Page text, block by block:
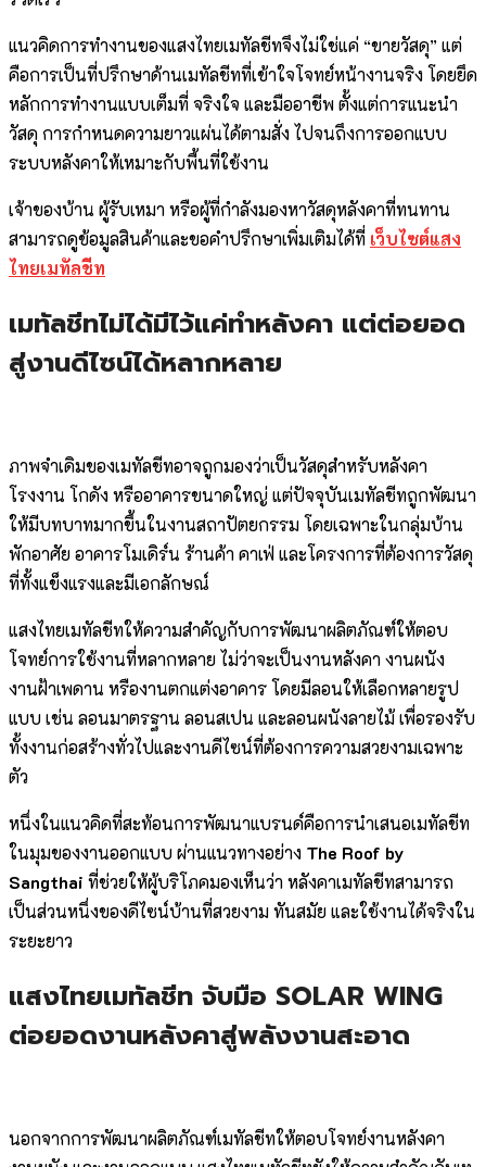
แนวคิดการทำงานของแสงไทยเมทัลชีทจึงไม่ใช่แค่ “ขายวัสดุ” แต่
คือการเป็นที่ปรึกษาด้านเมทัลชีทที่เข้าใจโจทย์หน้างานจริง โดยยึด
หลักการทำงานแบบเต็มที่ จริงใจ และมืออาชีพ ตั้งแต่การแนะนำ
วัสดุ การกำหนดความยาวแผ่นได้ตามสั่ง ไปจนถึงการออกแบบ
ระบบหลังคาให้เหมาะกับพื้นที่ใช้งาน
เจ้าของบ้าน ผู้รับเหมา หรือผู้ที่กำลังมองหาวัสดุหลังคาที่ทนทาน
สามารถดูข้อมูลสินค้าและขอคำปรึกษาเพิ่มเติมได้ที่ เว็บไซต์แสง
ไทยเมทัลชีท
เมทัลชีทไม่ได้มีไว้แค่ทำหลังคา แต่ต่อยอด
สู่งานดีไซน์ได้หลากหลาย
ภาพจำเดิมของเมทัลชีทอาจถูกมองว่าเป็นวัสดุสำหรับหลังคา
โรงงาน โกดัง หรืออาคารขนาดใหญ่ แต่ปัจจุบันเมทัลชีทถูกพัฒนา
ให้มีบทบาทมากขึ้นในงานสถาปัตยกรรม โดยเฉพาะในกลุ่มบ้าน
พักอาศัย อาคารโมเดิร์น ร้านค้า คาเฟ่ และโครงการที่ต้องการวัสดุ
ที่ทั้งแข็งแรงและมีเอกลักษณ์
แสงไทยเมทัลชีทให้ความสำคัญกับการพัฒนาผลิตภัณฑ์ให้ตอบ
โจทย์การใช้งานที่หลากหลาย ไม่ว่าจะเป็นงานหลังคา งานผนัง
งานฝ้าเพดาน หรืองานตกแต่งอาคาร โดยมีลอนให้เลือกหลายรูป
แบบ เช่น ลอนมาตรฐาน ลอนสเปน และลอนผนังลายไม้ เพื่อรองรับ
ทั้งงานก่อสร้างทั่วไปและงานดีไซน์ที่ต้องการความสวยงามเฉพาะ
ตัว
หนึ่งในแนวคิดที่สะท้อนการพัฒนาแบรนด์คือการนำเสนอเมทัลชีท
ในมุมของงานออกแบบ ผ่านแนวทางอย่าง The Roof by
Sangthai ที่ช่วยให้ผู้บริโภคมองเห็นว่า หลังคาเมทัลชีทสามารถ
เป็นส่วนหนึ่งของดีไซน์บ้านที่สวยงาม ทันสมัย และใช้งานได้จริงใน
ระยะยาว
แสงไทยเมทัลชีท จับมือ SOLAR WING
ต่อยอดงานหลังคาสู่พลังงานสะอาด
นอกจากการพัฒนาผลิตภัณฑ์เมทัลชีทให้ตอบโจทย์งานหลังคา